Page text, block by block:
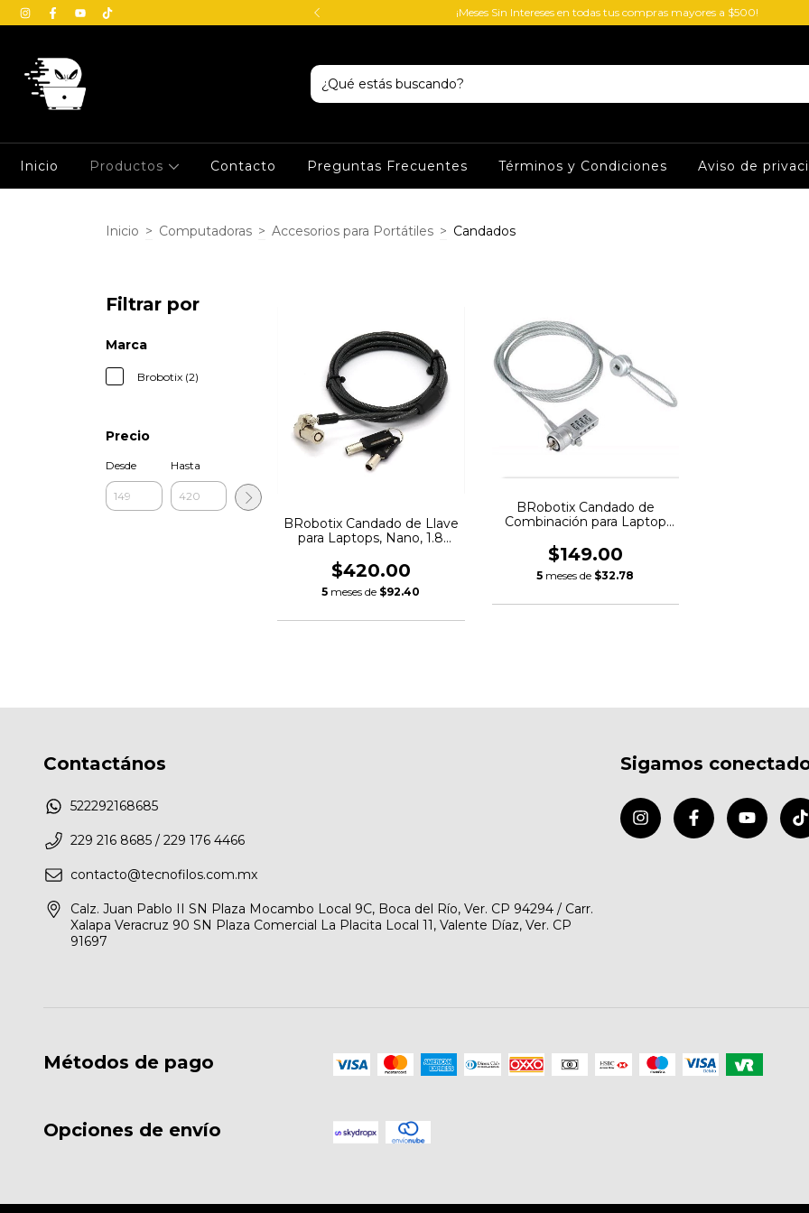
en Veracruz - Boca del Río ¡Meses Sin Intereses en todas tus compras mayores a $500!
Inicio Productos Contacto Preguntas Frecuentes Términos y Condiciones Aviso de
Inicio > Computadoras > Accesorios para Portátiles > Candados
Filtrar por
Marca
Brobotix (2)
Precio
Desde Hasta
BRobotix Candado de Llave
para Laptops, Nano, 1.8
$420.00
5 meses de $92.40
BRobotix Candado de
Combinación para Laptop
Inoxidable
$149.00
5 meses de $32.78
Contactános
522292168685
229 216 8685 / 229 176 4466
contacto@tecnofilos.com.mx
Calz. Juan Pablo II SN Plaza Mocambo Local 9C, Boca del Río, Ver. CP 94294 / Carr.
Xalapa Veracruz 90 SN Plaza Comercial La Placita Local 11, Valente Díaz, Ver. CP
91697
Sigamos
Métodos de pago
Opciones de envío